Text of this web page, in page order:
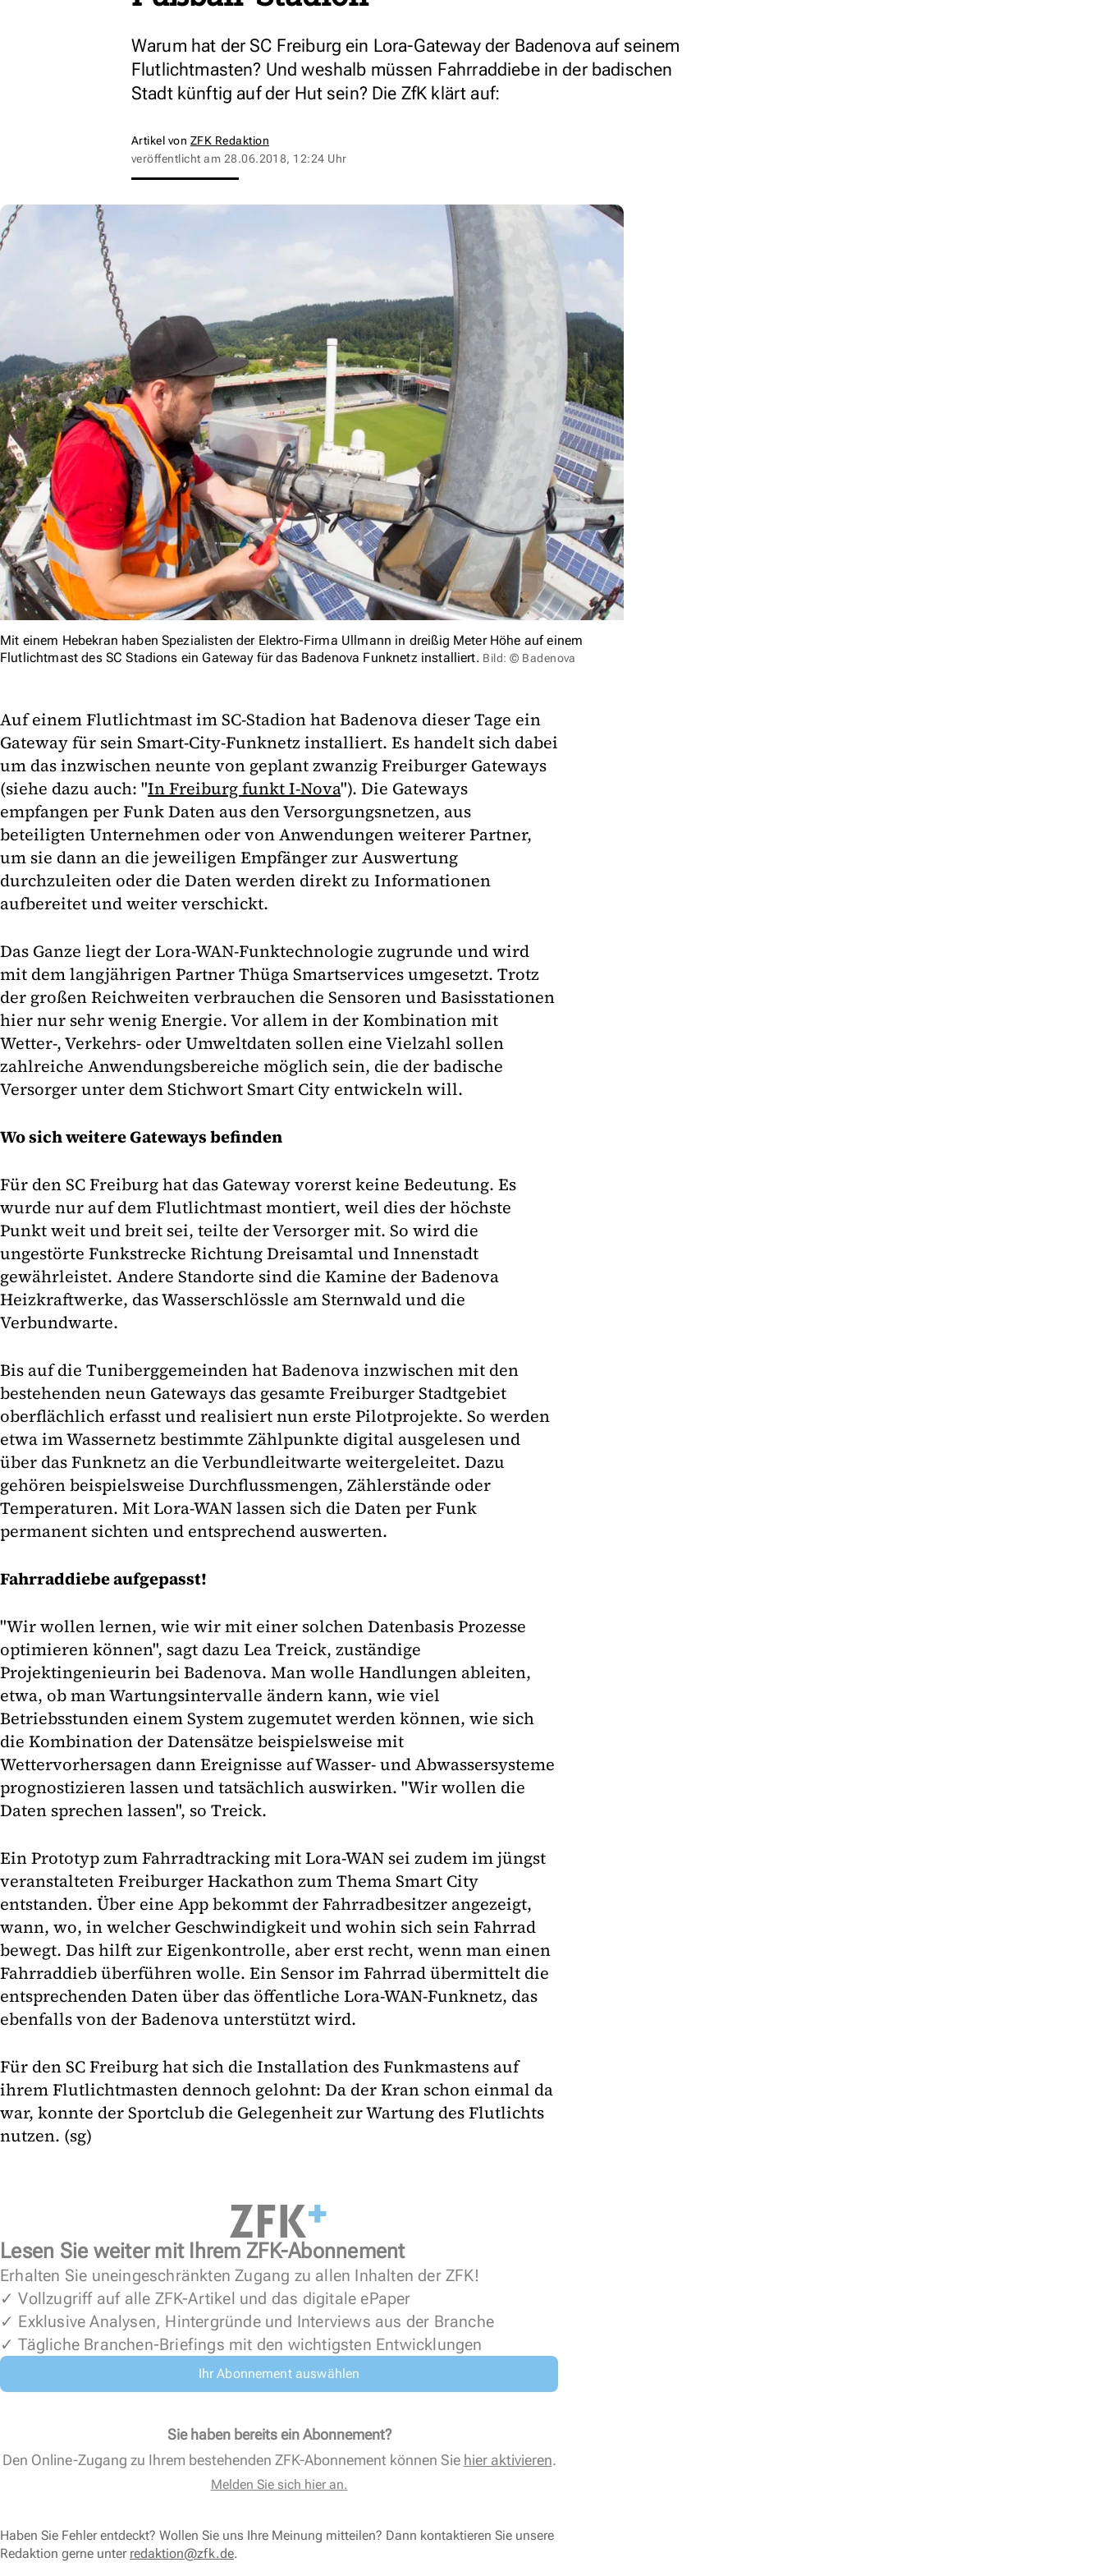
Warum hat der SC Freiburg ein Lora-Gateway der Badenova auf seinem
Flutlichtmasten? Und weshalb müssen Fahrraddiebe in der badischen
Stadt künftig auf der Hut sein? Die ZfK klärt auf:
Artikel von ZFK Redaktion
veröffentlicht am 28.06.2018, 12:24 Uhr
Mit einem Hebekran haben Spezialisten der Elektro-Firma Ullmann in dreißig Meter Höhe auf einem
Flutlichtmast des SC Stadions ein Gateway für das Badenova Funknetz installiert. Bild: © Badenova
Auf einem Flutlichtmast im SC-Stadion hat Badenova dieser Tage ein
Gateway für sein Smart-City-Funknetz installiert. Es handelt sich dabei
um das inzwischen neunte von geplant zwanzig Freiburger Gateways
(siehe dazu auch: "In Freiburg funkt I-Nova"). Die Gateways
empfangen per Funk Daten aus den Versorgungsnetzen, aus
beteiligten Unternehmen oder von Anwendungen weiterer Partner,
um sie dann an die jeweiligen Empfänger zur Auswertung
durchzuleiten oder die Daten werden direkt zu Informationen
aufbereitet und weiter verschickt.
Das Ganze liegt der Lora-WAN-Funktechnologie zugrunde und wird
mit dem langjährigen Partner Thüga Smartservices umgesetzt. Trotz
der großen Reichweiten verbrauchen die Sensoren und Basisstationen
hier nur sehr wenig Energie. Vor allem in der Kombination mit
Wetter-, Verkehrs- oder Umweltdaten sollen eine Vielzahl sollen
zahlreiche Anwendungsbereiche möglich sein, die der badische
Versorger unter dem Stichwort Smart City entwickeln will.
Wo sich weitere Gateways befinden
Für den SC Freiburg hat das Gateway vorerst keine Bedeutung. Es
wurde nur auf dem Flutlichtmast montiert, weil dies der höchste
Punkt weit und breit sei, teilte der Versorger mit. So wird die
ungestörte Funkstrecke Richtung Dreisamtal und Innenstadt
gewährleistet. Andere Standorte sind die Kamine der Badenova
Heizkraftwerke, das Wasserschlössle am Sternwald und die
Verbundwarte.
Bis auf die Tuniberggemeinden hat Badenova inzwischen mit den
bestehenden neun Gateways das gesamte Freiburger Stadtgebiet
oberflächlich erfasst und realisiert nun erste Pilotprojekte. So werden
etwa im Wassernetz bestimmte Zählpunkte digital ausgelesen und
über das Funknetz an die Verbundleitwarte weitergeleitet. Dazu
gehören beispielsweise Durchflussmengen, Zählerstände oder
Temperaturen. Mit Lora-WAN lassen sich die Daten per Funk
permanent sichten und entsprechend auswerten.
Fahrraddiebe aufgepasst!
"Wir wollen lernen, wie wir mit einer solchen Datenbasis Prozesse
optimieren können", sagt dazu Lea Treick, zuständige
Projektingenieurin bei Badenova. Man wolle Handlungen ableiten,
etwa, ob man Wartungsintervalle ändern kann, wie viel
Betriebsstunden einem System zugemutet werden können, wie sich
die Kombination der Datensätze beispielsweise mit
Wettervorhersagen dann Ereignisse auf Wasser- und Abwassersysteme
prognostizieren lassen und tatsächlich auswirken. "Wir wollen die
Daten sprechen lassen", so Treick.
Ein Prototyp zum Fahrradtracking mit Lora-WAN sei zudem im jüngst
veranstalteten Freiburger Hackathon zum Thema Smart City
entstanden. Über eine App bekommt der Fahrradbesitzer angezeigt,
wann, wo, in welcher Geschwindigkeit und wohin sich sein Fahrrad
bewegt. Das hilft zur Eigenkontrolle, aber erst recht, wenn man einen
Fahrraddieb überführen wolle. Ein Sensor im Fahrrad übermittelt die
entsprechenden Daten über das öffentliche Lora-WAN-Funknetz, das
ebenfalls von der Badenova unterstützt wird.
Für den SC Freiburg hat sich die Installation des Funkmastens auf
ihrem Flutlichtmasten dennoch gelohnt: Da der Kran schon einmal da
war, konnte der Sportclub die Gelegenheit zur Wartung des Flutlichts
nutzen. (sg)
Lesen Sie weiter mit Ihrem ZFK-Abonnement
Erhalten Sie uneingeschränkten Zugang zu allen Inhalten der ZFK!
✓ Vollzugriff auf alle ZFK-Artikel und das digitale ePaper
✓ Exklusive Analysen, Hintergründe und Interviews aus der Branche
✓ Tägliche Branchen-Briefings mit den wichtigsten Entwicklungen
Ihr Abonnement auswählen
Sie haben bereits ein Abonnement?
Den Online-Zugang zu Ihrem bestehenden ZFK-Abonnement können Sie hier aktivieren.
Melden Sie sich hier an.
Haben Sie Fehler entdeckt? Wollen Sie uns Ihre Meinung mitteilen? Dann kontaktieren Sie unsere
Redaktion gerne unter redaktion@zfk.de.